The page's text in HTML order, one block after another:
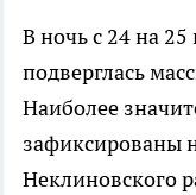
В ночь с 24 на 25
подверглась
Наиболее
зафиксированы
Неклиновского